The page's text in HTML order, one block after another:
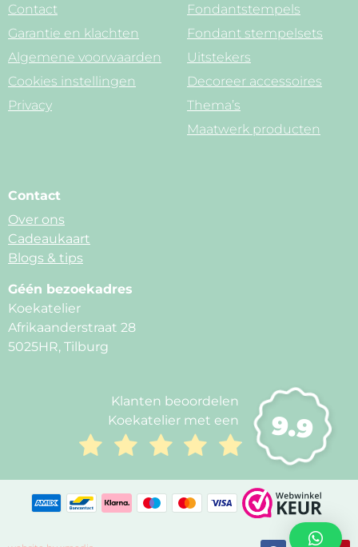
Contact
Garantie en klachten
Algemene voorwaarden
Cookies instellingen
Privacy
Fondantstempels
Fondant stempelsets
Uitstekers
Decoreer accessoires
Thema’s
Maatwerk producten
Contact
Over ons
Cadeaukaart
Blogs & tips
Géén bezoekadres
Koekatelier
Afrikaanderstraat 28
5025HR, Tilburg
Klanten beoordelen
Koekatelier met een
9.9